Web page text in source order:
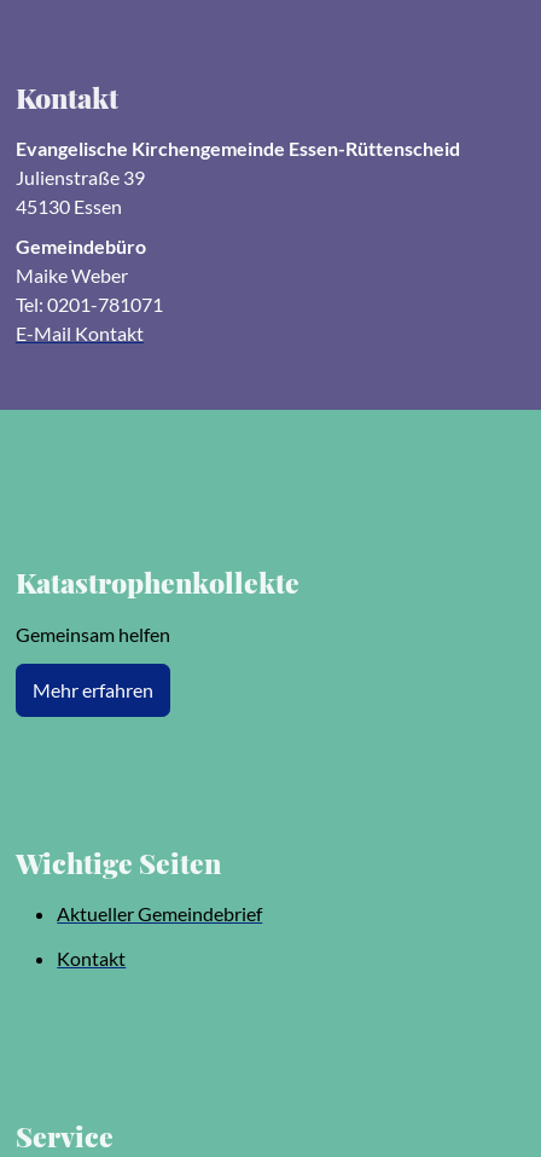
Kontakt
Evangelische Kirchengemeinde Essen-Rüttenscheid
Julienstraße 39
45130 Essen
Gemeindebüro
Maike Weber
Tel: 0201-781071
E-Mail Kontakt
Katastrophenkollekte
Gemeinsam helfen
Mehr erfahren
Wichtige Seiten
Aktueller Gemeindebrief
Kontakt
Service